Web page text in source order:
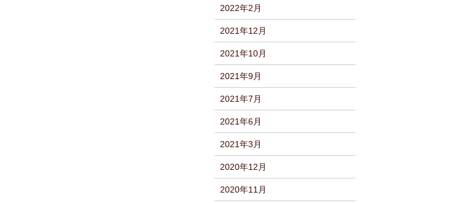
2022年2月
2021年12月
2021年10月
2021年9月
2021年7月
2021年6月
2021年3月
2020年12月
2020年11月